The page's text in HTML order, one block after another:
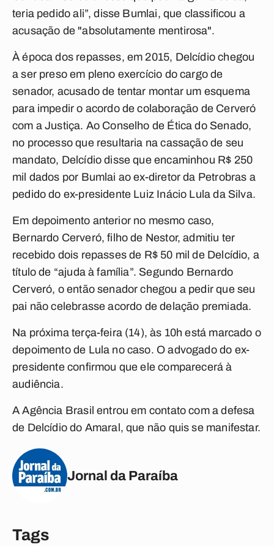
teria pedido ali”, disse Bumlai, que classificou a
acusação de "absolutamente mentirosa".
À época dos repasses, em 2015, Delcídio chegou
a ser preso em pleno exercício do cargo de
senador, acusado de tentar montar um esquema
para impedir o acordo de colaboração de Cerveró
com a Justiça. Ao Conselho de Ética do Senado,
no processo que resultaria na cassação de seu
mandato, Delcídio disse que encaminhou R$ 250
mil dados por Bumlai ao ex-diretor da Petrobras a
pedido do ex-presidente Luiz Inácio Lula da Silva.
Em depoimento anterior no mesmo caso,
Bernardo Cerveró, filho de Nestor, admitiu ter
recebido dois repasses de R$ 50 mil de Delcídio, a
título de “ajuda à família”. Segundo Bernardo
Cerveró, o então senador chegou a pedir que seu
pai não celebrasse acordo de delação premiada.
Na próxima terça-feira (14), às 10h está marcado o
depoimento de Lula no caso. O advogado do ex-
presidente confirmou que ele comparecerá à
audiência.
A Agência Brasil entrou em contato com a defesa
de Delcídio do Amaral, que não quis se manifestar.
Jornal da Paraíba
Tags